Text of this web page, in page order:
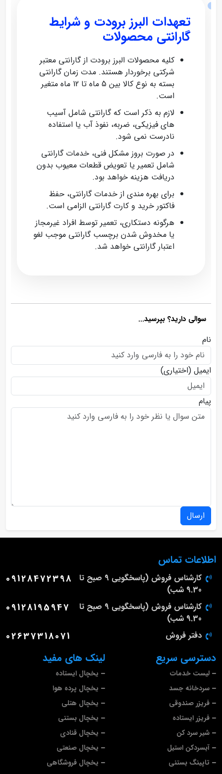
تعهدات البرز برودت و شرایط
گارانتی محصولات
کلیه محصولات البرز برودت از گارانتی معتبر
شرکتی برخوردار هستند. مدت زمان گارانتی
بسته به نوع کالا بین 5 ماه تا 12 ماه متغیر
است.
لازم به ذکر است که گارانتی شامل آسیب‌
های فیزیکی، ضربه، نفوذ آب یا استفاده
نادرست نمی‌ شود.
در صورت بروز مشکل فنی، خدمات گارانتی
شامل تعمیر یا تعویض قطعات معیوب بدون
دریافت هزینه خواهد بود.
برای بهره‌ مندی از خدمات گارانتی، حفظ
فاکتور خرید و کارت گارانتی الزامی است.
هرگونه دستکاری، تعمیر توسط افراد غیرمجاز
یا مخدوش شدن برچسب گارانتی موجب لغو
اعتبار گارانتی خواهد شد.
سوالی دارید؟ بپرسید...
نام
ایمیل (اختیاری)
پیام
ارسال
لینک های مفید
یخچال ایستاده
یخچال پرده هوا
یخچال هتلی
یخچال بستنی
یخچال قنادی
یخچال صنعتی
یخچال فروشگاهی
دسترسی سریع
لیست خدمات
سردخانه جسد
فریزر صندوقی
فریزر ایستاده
شیر سرد کن
آبسردکن استیل
تاپینگ بستنی
اطلاعات تماس
کارشناس فروش (پاسخگویی 9 صبح تا
9.30 شب)
09128472398
کارشناس فروش (پاسخگویی 9 صبح تا
9.30 شب)
09128195947
دفتر فروش 02637318071